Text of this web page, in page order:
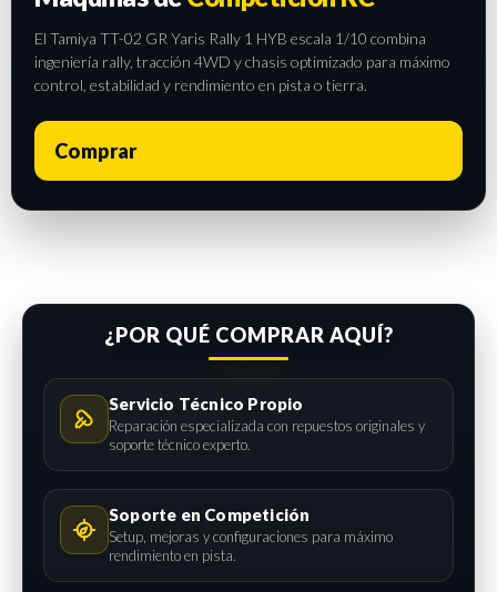
El Tamiya TT-02 GR Yaris Rally 1 HYB escala 1/10 combina
ingeniería rally, tracción 4WD y chasis optimizado para máximo
control, estabilidad y rendimiento en pista o tierra.
Comprar
¿POR QUÉ COMPRAR AQUÍ?
Servicio Técnico Propio
Reparación especializada con repuestos originales y
soporte técnico experto.
Soporte en Competición
Setup, mejoras y configuraciones para máximo
rendimiento en pista.